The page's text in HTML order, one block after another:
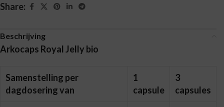
Share:
Beschrijving
Arkocaps Royal Jelly bio
Samenstelling per
dagdosering van
1
capsule
3
capsules